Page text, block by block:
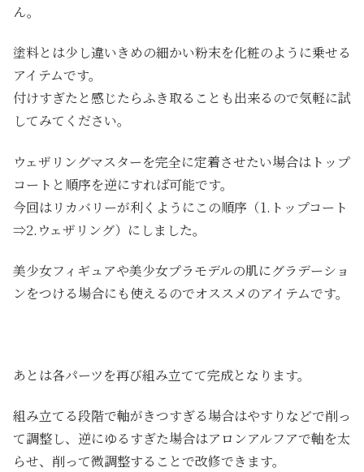
ん。
塗料とは少し違いきめの細かい粉末を化粧のように乗せる
アイテムです。
付けすぎたと感じたらふき取ることも出来るので気軽に試
してみてください。
ウェザリングマスターを完全に定着させたい場合はトップ
コートと順序を逆にすれば可能です。
今回はリカバリーが利くようにこの順序（1.トップコート
⇒2.ウェザリング）にしました。
美少女フィギュアや美少女プラモデルの肌にグラデーショ
ンをつける場合にも使えるのでオススメのアイテムです。
あとは各パーツを再び組み立てて完成となります。
組み立てる段階で軸がきつすぎる場合はやすりなどで削っ
て調整し、逆にゆるすぎた場合はアロンアルフアで軸を太
らせ、削って微調整することで改修できます。